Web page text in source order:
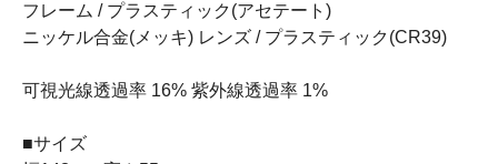
フレーム / プラスティック(アセテート)
ニッケル合金(メッキ) レンズ / プラスティック(CR39)
可視光線透過率 16% 紫外線透過率 1%
■サイズ